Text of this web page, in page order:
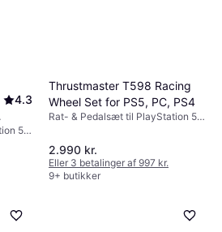
4.3
5,
Thrustmaster T598 Racing
Wheel Set for PS5, PC, PS4
Rat- & Pedalsæt til PlayStation 5,
2.990 kr.
Eller 3 betalinger af 997 kr.
9+ butikker